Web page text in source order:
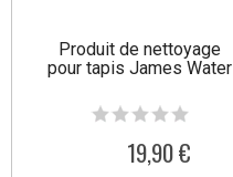
Produit de nettoyage
pour tapis James Water
19,90 €